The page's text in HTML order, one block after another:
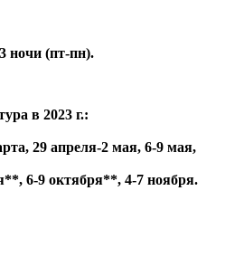
ночи (пт-пн).
в 2023 г.:
29 апреля-2 мая, 6-9 мая,
6-9 октября**, 4-7 ноября.